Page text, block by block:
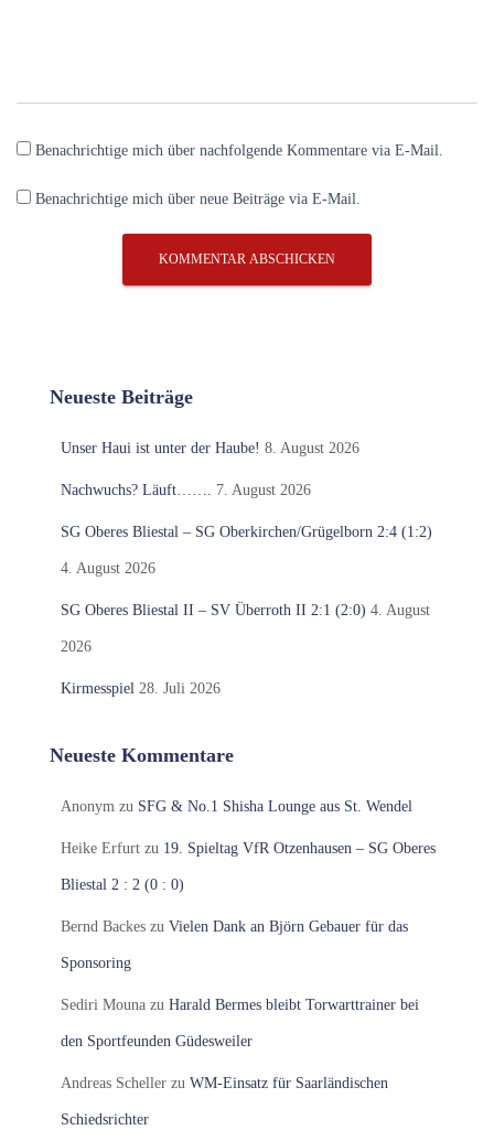
Benachrichtige mich über nachfolgende Kommentare via E-Mail.
Benachrichtige mich über neue Beiträge via E-Mail.
Neueste Beiträge
Unser Haui ist unter der Haube! 8. August 2026
Nachwuchs? Läuft……. 7. August 2026
SG Oberes Bliestal – SG Oberkirchen/Grügelborn 2:4 (1:2)
4. August 2026
SG Oberes Bliestal II – SV Überroth II 2:1 (2:0) 4. August
2026
Kirmesspiel 28. Juli 2026
Neueste Kommentare
Anonym zu SFG & No.1 Shisha Lounge aus St. Wendel
Heike Erfurt zu 19. Spieltag VfR Otzenhausen – SG Oberes
Bliestal 2 : 2 (0 : 0)
Bernd Backes zu Vielen Dank an Björn Gebauer für das
Sponsoring
Sediri Mouna zu Harald Bermes bleibt Torwarttrainer bei
den Sportfeunden Güdesweiler
Andreas Scheller zu WM-Einsatz für Saarländischen
Schiedsrichter